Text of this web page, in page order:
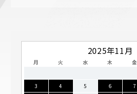
2025年11月
月 火 水 木 金
3
4 5 6 7